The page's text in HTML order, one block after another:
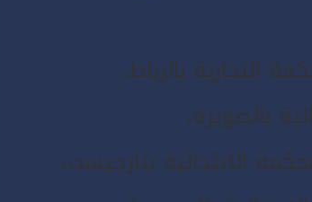
التجارية بالرباط،
بالصويرة،
الابتدائية بتارجيست،